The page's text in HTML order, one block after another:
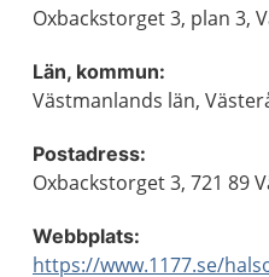
Oxbackstorget 3, plan 3,
Län, kommun:
Västmanlands län,
Postadress:
Oxbackstorget 3, 721 89
Webbplats:
https://www.1177.se/